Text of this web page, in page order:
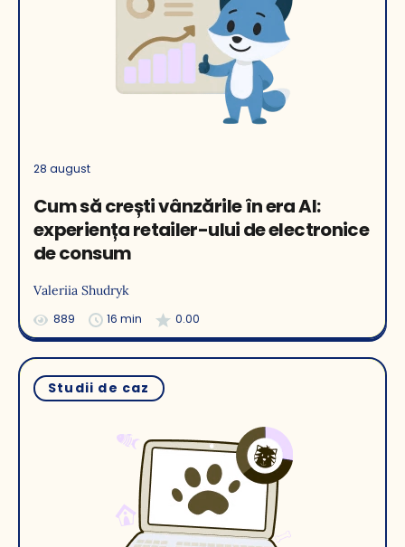
28 august
Cum să crești vânzările în era AI:
experiența retailer-ului de electronice
de consum
Valeriia Shudryk
889 16 min 0.00
Studii de caz